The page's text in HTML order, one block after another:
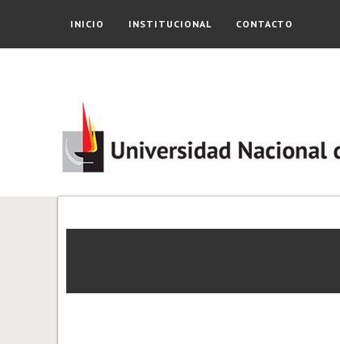
INICIO INSTITUCIONAL CONTACTO